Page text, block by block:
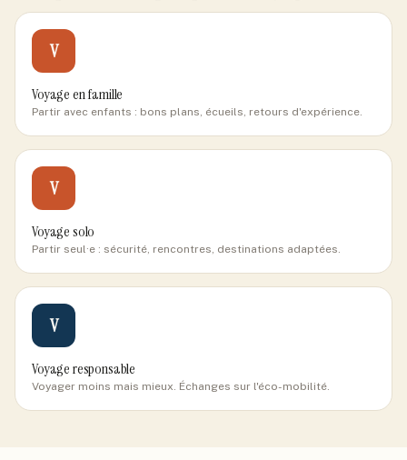
V
Voyage en famille
Partir avec enfants : bons plans, écueils, retours d'expérience.
V
Voyage solo
Partir seul·e : sécurité, rencontres, destinations adaptées.
V
Voyage responsable
Voyager moins mais mieux. Échanges sur l'éco-mobilité.